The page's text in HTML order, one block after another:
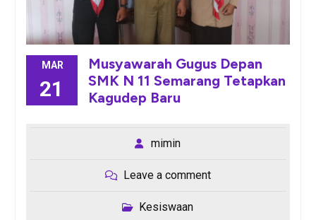
MAR
21
Musyawarah Gugus Depan
SMK N 11 Semarang Tetapkan
Kagudep Baru
mimin
Leave a comment
Kesiswaan